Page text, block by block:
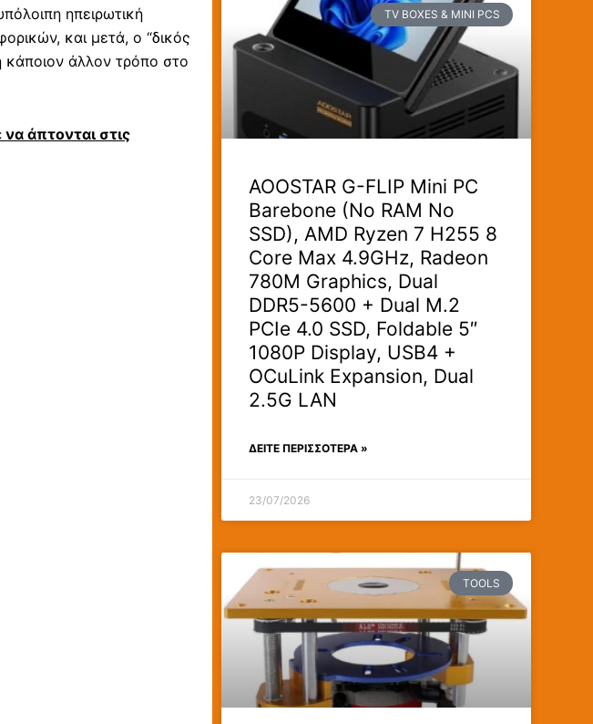
ηπειρωτική
και μετά, ο “δικός
κάποιον άλλον τρόπο στο
άπτονται στις
TV BOXES & MINI PCS
AOOSTAR G-FLIP Mini PC
Barebone (No RAM No
SSD), AMD Ryzen 7 H255 8
Core Max 4.9GHz, Radeon
780M Graphics, Dual
DDR5-5600 + Dual M.2
PCIe 4.0 SSD, Foldable 5″
1080P Display, USB4 +
OCuLink Expansion, Dual
2.5G LAN
ΔΕΊΤΕ ΠΕΡΙΣΣΟΤΕΡΑ »
23/07/2026
TOOLS